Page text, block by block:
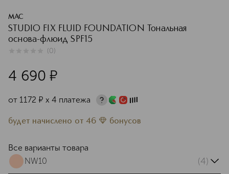
MAC
STUDIO FIX FLUID FOUNDATION Тональная
основа-флюид SPF15
(0)
4 690 ¤
от 1172 ¤ х 4 платежа
будет начислено от 46 бонусов
Все варианты товара
NW10
(4)